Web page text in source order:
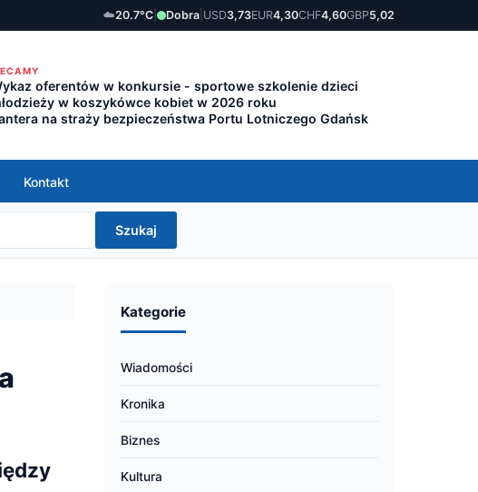
☁️20.7°C Dobra USD3,73EUR4,30CHF4,60GBP5,02
oferentów w konkursie - sportowe szkolenie dzieci
w koszykówce kobiet w 2026 roku
na straży bezpieczeństwa Portu Lotniczego Gdańsk
Kontakt
Szukaj
Kategorie
Wiadomości
Kronika
Biznes
Kultura